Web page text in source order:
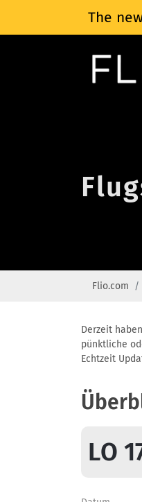
The
Flio.com
Derzeit
pünktliche
Echtzeit
LO